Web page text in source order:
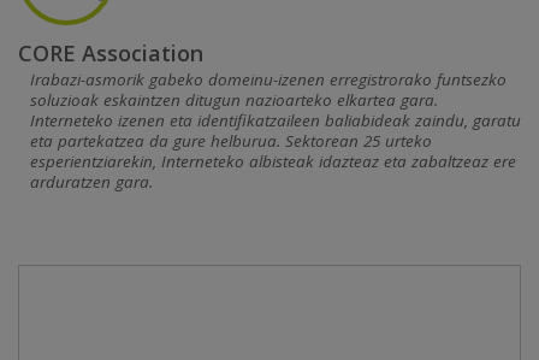
CORE Association
Irabazi-asmorik gabeko domeinu-izenen erregistrorako funtsezko
soluzioak eskaintzen ditugun nazioarteko elkartea gara.
Interneteko izenen eta identifikatzaileen baliabideak zaindu, garatu
eta partekatzea da gure helburua. Sektorean 25 urteko
esperientziarekin, Interneteko albisteak idazteaz eta zabaltzeaz ere
arduratzen gara.